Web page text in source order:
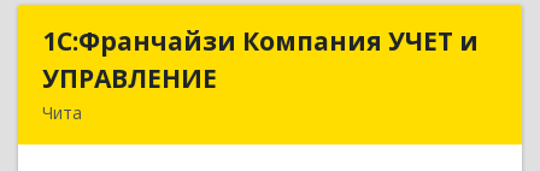
1С:Франчайзи Компания УЧЕТ и
УПРАВЛЕНИЕ
Чита
1С:Франчайзи Компания УЧЕТ и